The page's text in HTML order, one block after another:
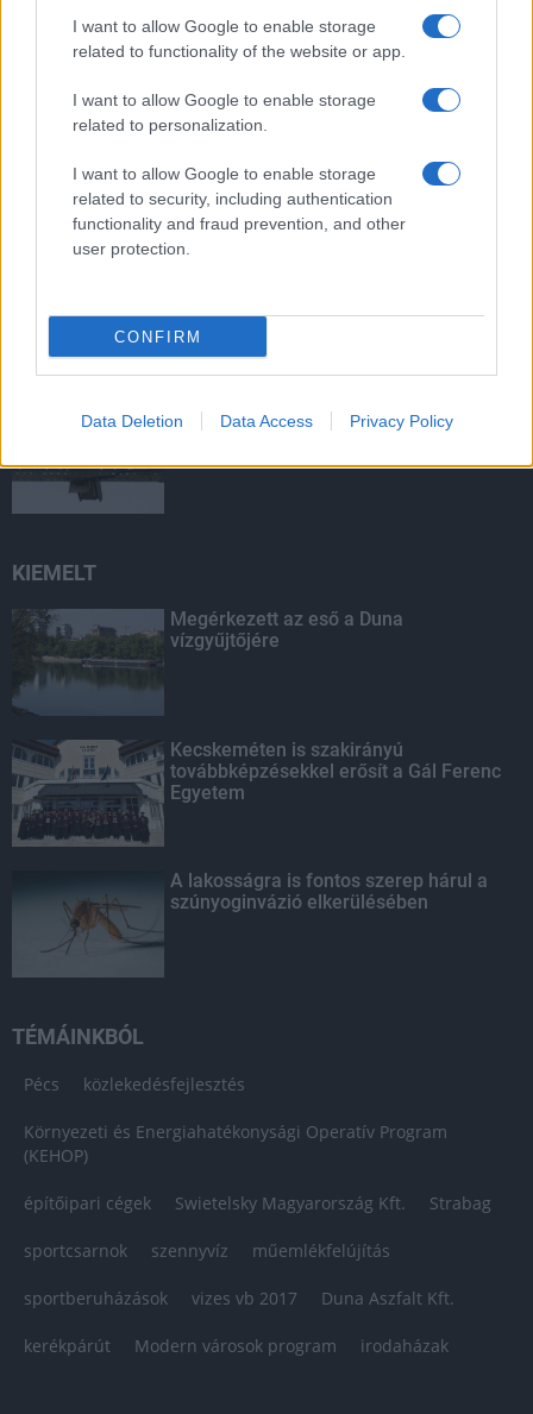
I want to allow Google to enable storage
related to functionality of the website or app.
I want to allow Google to enable storage
related to personalization.
I want to allow Google to enable storage
related to security, including authentication
functionality and fraud prevention, and other
user protection.
CONFIRM
Data Deletion Data Access Privacy Policy
LEGOLVASOTTABB
foci-Eb jegyeire
Mit lát és mit lát nem a VÉDA?
KIEMELT
Megérkezett az eső a Duna
vízgyűjtőjére
Kecskeméten is szakirányú
továbbképzésekkel erősít a Gál Ferenc
Egyetem
A lakosságra is fontos szerep hárul a
szúnyoginvázió elkerülésében
TÉMÁINKBÓL
Pécs közlekedésfejlesztés
Környezeti és Energiahatékonysági Operatív Program
(KEHOP)
építőipari cégek Swietelsky Magyarország Kft. Strabag
sportcsarnok szennyvíz műemlékfelújítás
sportberuházások vizes vb 2017 Duna Aszfalt Kft.
kerékpárút Modern városok program irodaházak